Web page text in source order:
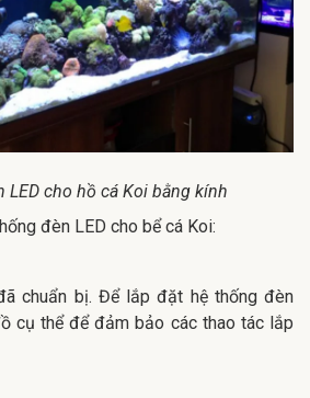
LED cho hồ cá Koi bằng kính
đèn LED cho bể cá Koi:
chuẩn bị. Để lắp đặt hệ thống đèn
cụ thể để đảm bảo các thao tác lắp